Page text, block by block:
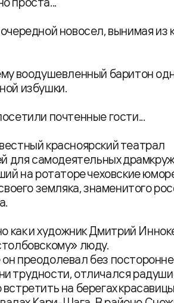
новосел, вынимая из
воодушевленный баритон
избушки.
почтенные гости...
красноярский театрал
для самодеятельных
на ротаторе чеховские
земляка, знаменитого
как и художник Дмитрий
люду.
преодолевал без
трудности, отличался
на берегах